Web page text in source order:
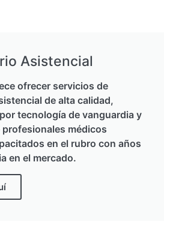
Asistencial
ofrecer servicios de
de alta calidad,
tecnología de vanguardia y
médicos
en el rubro con años
en el mercado.